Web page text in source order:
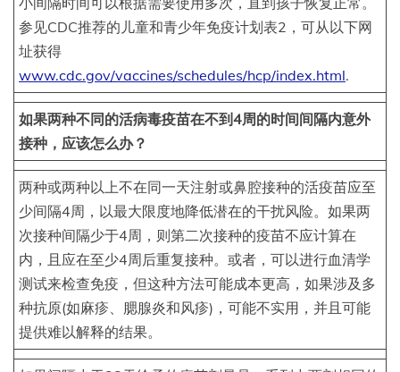
参见CDC推荐的儿童和青少年免疫计划表2，可从以下网
址获得
www.cdc.gov/vaccines/schedules/hcp/index.html.
如果两种不同的活病毒疫苗在不到4周的时间间隔内意外
接种，应该怎么办？
两种或两种以上不在同一天注射或鼻腔接种的活疫苗应至
少间隔4周，以最大限度地降低潜在的干扰风险。如果两
次接种间隔少于4周，则第二次接种的疫苗不应计算在
内，且应在至少4周后重复接种。或者，可以进行血清学
测试来检查免疫，但这种方法可能成本更高，如果涉及多
种抗原(如麻疹、腮腺炎和风疹)，可能不实用，并且可能
提供难以解释的结果。